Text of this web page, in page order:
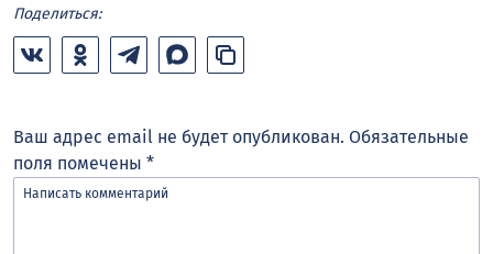
Поделиться:
Ваш адрес email не будет опубликован. Обязательные
поля помечены *